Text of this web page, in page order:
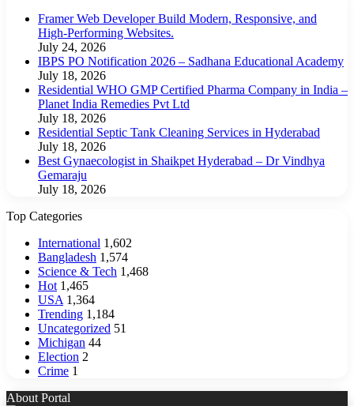
Framer Web Developer Build Modern, Responsive, and
High-Performing Websites.
July 24, 2026
IBPS PO Notification 2026 – Sadhana Educational Academy
July 18, 2026
Residential WHO GMP Certified Pharma Company in India –
Planet India Remedies Pvt Ltd
July 18, 2026
Residential Septic Tank Cleaning Services in Hyderabad
July 18, 2026
Best Gynaecologist in Shaikpet Hyderabad – Dr Vindhya
Gemaraju
July 18, 2026
Top Categories
International 1,602
Bangladesh 1,574
Science & Tech 1,468
Hot 1,465
USA 1,364
Trending 1,184
Uncategorized 51
Michigan 44
Election 2
Crime 1
About Portal